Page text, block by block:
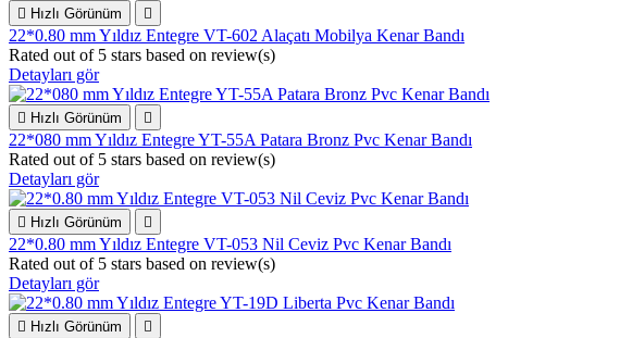
 Hızlı Görünüm 
22*0.80 mm Yıldız Entegre VT-602 Alaçatı Mobilya Kenar Bandı
Rated out of 5 stars based on review(s)
Detayları gör
 Hızlı Görünüm 
22*080 mm Yıldız Entegre YT-55A Patara Bronz Pvc Kenar Bandı
Rated out of 5 stars based on review(s)
Detayları gör
 Hızlı Görünüm 
22*0.80 mm Yıldız Entegre VT-053 Nil Ceviz Pvc Kenar Bandı
Rated out of 5 stars based on review(s)
Detayları gör
 Hızlı Görünüm 